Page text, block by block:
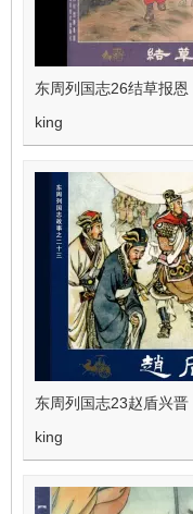
东周列国志26结草报恩
king
东周列国志23赵盾兴晋
king